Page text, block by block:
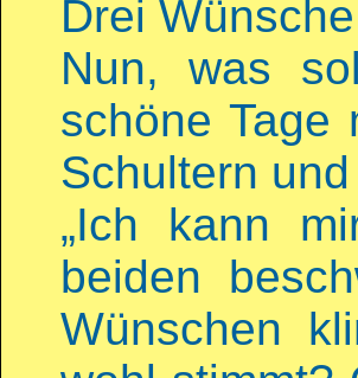
Drei
Nun, was
schöne Tage
Schultern
„Ich kann
beiden
Wünschen